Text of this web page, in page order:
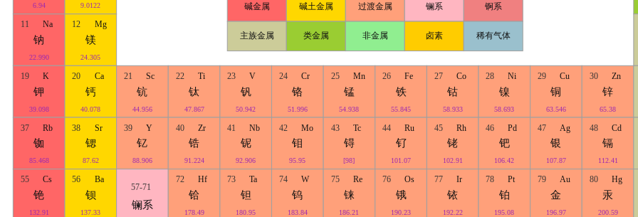
碱金属 碱土金属 过渡金属 镧系 锕系
主族金属 类金属 非金属 卤素 稀有气体
6.94 9.0122
11 Na
钠
22.990
12 Mg
镁
24.305
19 K
钾
39.098
20 Ca
钙
40.078
21 Sc
钪
44.956
22 Ti
钛
47.867
23 V
钒
50.942
24 Cr
铬
51.996
25 Mn
锰
54.938
26 Fe
铁
55.845
27 Co
钴
58.933
28 Ni
镍
58.693
29 Cu
铜
63.546
30 Zn
锌
65.38
37 Rb
铷
85.468
38 Sr
锶
87.62
39 Y
钇
88.906
40 Zr
锆
91.224
41 Nb
铌
92.906
42 Mo
钼
95.95
43 Tc
锝
[98]
44 Ru
钌
101.07
45 Rh
铑
102.91
46 Pd
钯
106.42
47 Ag
银
107.87
48 Cd
镉
112.41
55 Cs
铯
132.91
56 Ba
钡
137.33
57-71
镧系
72 Hf
铪
178.49
73 Ta
钽
180.95
74 W
钨
183.84
75 Re
铼
186.21
76 Os
锇
190.23
77 Ir
铱
192.22
78 Pt
铂
195.08
79 Au
金
196.97
80 Hg
汞
200.59